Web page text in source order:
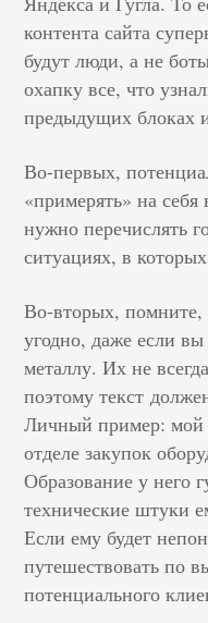
контента сайта
будут люди, а не
охапку все, что
предыдущих блоках
Во-первых,
«примерять» на
нужно перечислять
ситуациях, в
Во-вторых, помните,
угодно, даже если
металлу. Их не
поэтому текст
Личный пример: мой
отделе закупок
Образование у него
технические штуки
Если ему будет
путешествовать по
потенциального